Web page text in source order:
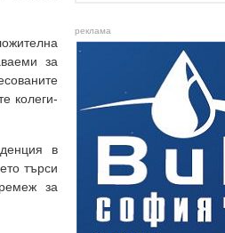
за
колеги-
в
търси
за
реклама